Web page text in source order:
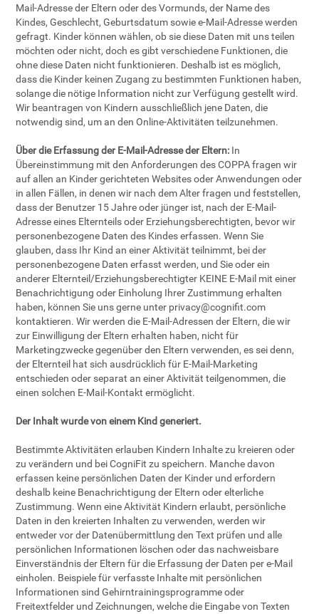
Mail-Adresse der Eltern oder des Vormunds, der Name des
Kindes, Geschlecht, Geburtsdatum sowie e-Mail-Adresse werden
gefragt. Kinder können wählen, ob sie diese Daten mit uns teilen
möchten oder nicht, doch es gibt verschiedene Funktionen, die
ohne diese Daten nicht funktionieren. Deshalb ist es möglich,
dass die Kinder keinen Zugang zu bestimmten Funktionen haben,
solange die nötige Information nicht zur Verfügung gestellt wird.
Wir beantragen von Kindern ausschließlich jene Daten, die
notwendig sind, um an den Online-Aktivitäten teilzunehmen.
Über die Erfassung der E-Mail-Adresse der Eltern: In
Übereinstimmung mit den Anforderungen des COPPA fragen wir
auf allen an Kinder gerichteten Websites oder Anwendungen oder
in allen Fällen, in denen wir nach dem Alter fragen und feststellen,
dass der Benutzer 15 Jahre oder jünger ist, nach der E-Mail-
Adresse eines Elternteils oder Erziehungsberechtigten, bevor wir
personenbezogene Daten des Kindes erfassen. Wenn Sie
glauben, dass Ihr Kind an einer Aktivität teilnimmt, bei der
personenbezogene Daten erfasst werden, und Sie oder ein
anderer Elternteil/Erziehungsberechtigter KEINE E-Mail mit einer
Benachrichtigung oder Einholung Ihrer Zustimmung erhalten
haben, können Sie uns gerne unter privacy@cognifit.com
kontaktieren. Wir werden die E-Mail-Adressen der Eltern, die wir
zur Einwilligung der Eltern erhalten haben, nicht für
Marketingzwecke gegenüber den Eltern verwenden, es sei denn,
der Elternteil hat sich ausdrücklich für E-Mail-Marketing
entschieden oder separat an einer Aktivität teilgenommen, die
einen solchen E-Mail-Kontakt ermöglicht.
Der Inhalt wurde von einem Kind generiert.
Bestimmte Aktivitäten erlauben Kindern Inhalte zu kreieren oder
zu verändern und bei CogniFit zu speichern. Manche davon
erfassen keine persönlichen Daten der Kinder und erfordern
deshalb keine Benachrichtigung der Eltern oder elterliche
Zustimmung. Wenn eine Aktivität Kindern erlaubt, persönliche
Daten in den kreierten Inhalten zu verwenden, werden wir
entweder vor der Datenübermittlung den Text prüfen und alle
persönlichen Informationen löschen oder das nachweisbare
Einverständnis der Eltern für die Erfassung der Daten per e-Mail
einholen. Beispiele für verfasste Inhalte mit persönlichen
Informationen sind Gehirntrainingsprogramme oder
Freitextfelder und Zeichnungen, welche die Eingabe von Texten